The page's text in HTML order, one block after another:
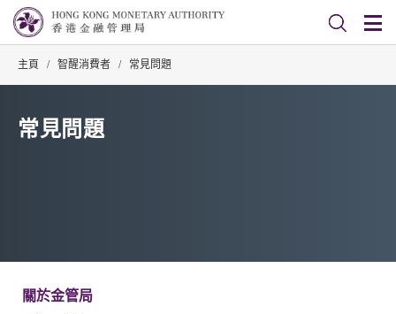
主頁 / 智醒消費者 / 常見問題
常見問題
關於金管局